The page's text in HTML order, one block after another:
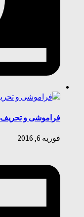
فراموشی و تحریف ۲ خطر بزرگ برای انقلاب اسلامی است
فوریه 6, 2016